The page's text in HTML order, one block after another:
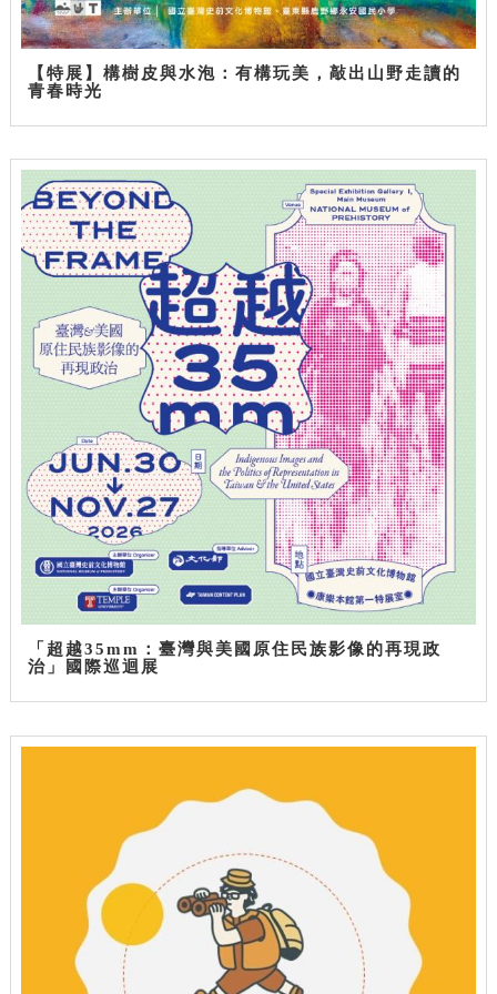
【特展】構樹皮與水泡：有構玩美，敲出山野走讀的
青春時光
「超越35mm：臺灣與美國原住民族影像的再現政
治」國際巡迴展